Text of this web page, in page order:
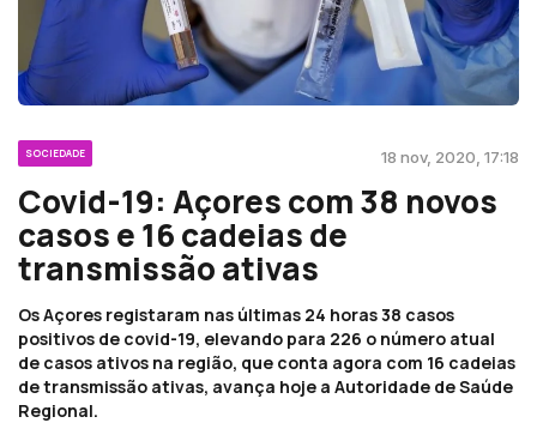
SOCIEDADE 18 nov, 2020, 17:18
Covid-19: Açores com 38 novos
casos e 16 cadeias de
transmissão ativas
Os Açores registaram nas últimas 24 horas 38 casos
positivos de covid-19, elevando para 226 o número atual
de casos ativos na região, que conta agora com 16 cadeias
de transmissão ativas, avança hoje a Autoridade de Saúde
Regional.